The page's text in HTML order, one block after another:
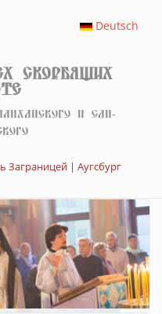
Deutsch
скорбящих
и Сан-
Заграницей | Аугсбург